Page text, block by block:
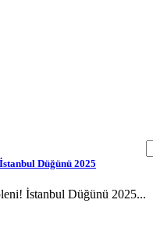
Düğünü 2025
İstanbul Düğünü 2025...